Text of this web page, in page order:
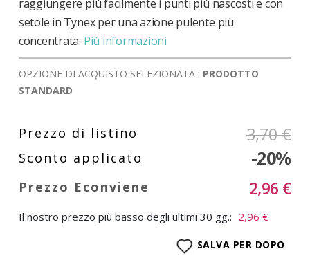
raggiungere più facilmente i punti più nascosti e con
setole in Tynex per una azione pulente più
concentrata. Più informazioni
OPZIONE DI ACQUISTO SELEZIONATA : PRODOTTO
STANDARD
3,70 €
-20%
2,96 €
Il nostro prezzo più basso degli ultimi 30 gg.: 2,96 €
SALVA PER DOPO